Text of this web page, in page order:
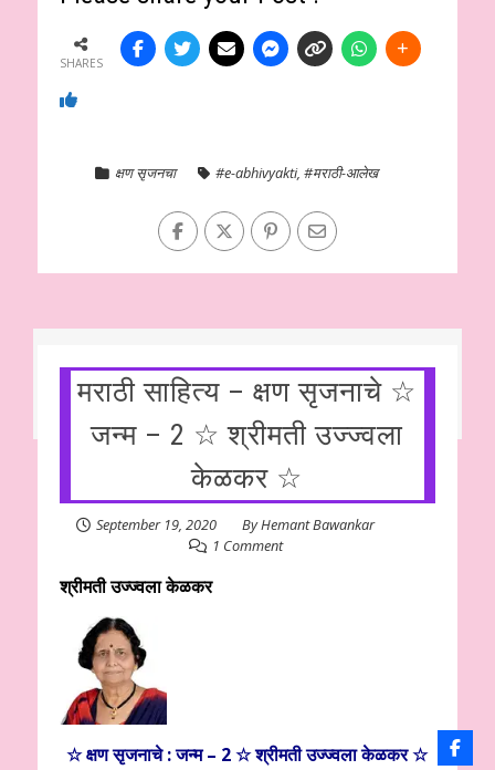
SHARES
क्षण सृजनचा #e-abhivyakti, #मराठी-आलेख
मराठी साहित्य – क्षण सृजनाचे ☆
जन्म – 2 ☆ श्रीमती उज्ज्वला
केळकर ☆
September 19, 2020 ByHemant Bawankar
1 Comment
श्रीमती उज्ज्वला केळकर
☆ क्षण सृजनाचे : जन्म – 2 ☆श्रीमती उज्ज्वला केळकर☆